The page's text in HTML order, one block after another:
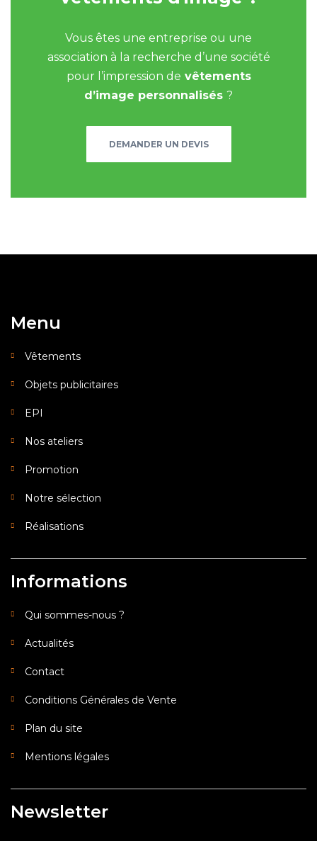
Vous êtes une entreprise ou une
association à la recherche d’une société
pour l’impression de vêtements
d’image personnalisés ?
DEMANDER UN DEVIS
Menu
Vêtements
Objets publicitaires
EPI
Nos ateliers
Promotion
Notre sélection
Réalisations
Informations
Qui sommes-nous ?
Actualités
Contact
Conditions Générales de Vente
Plan du site
Mentions légales
Newsletter